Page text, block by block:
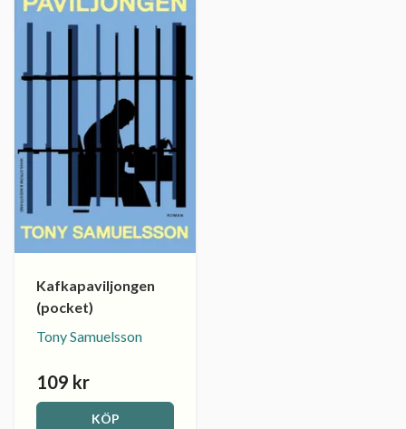
Kafkapaviljongen
(pocket)
Tony Samuelsson
109 kr
KÖP